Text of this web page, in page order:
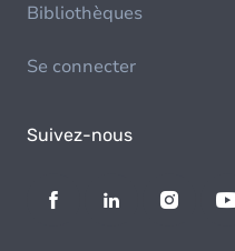
Bibliothèques
Se connecter
Suivez-nous